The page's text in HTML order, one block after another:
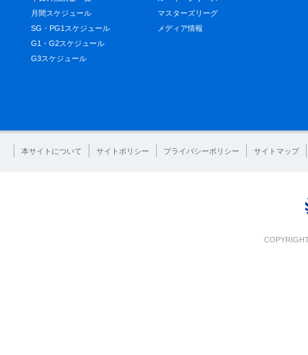
月間スケジュール
SG・PG1スケジュール
G1・G2スケジュール
G3スケジュール
マスターズリーグ
メディア情報
本サイトについて サイトポリシー プライバシーポリシー サイトマップ